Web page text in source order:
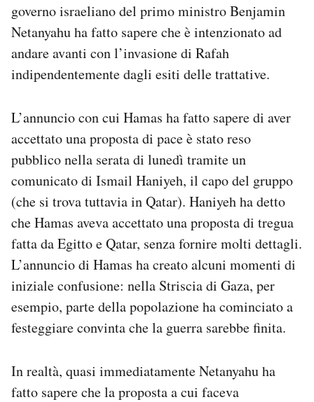
governo israeliano del primo ministro Benjamin
Netanyahu ha fatto sapere che è intenzionato ad
andare avanti con l’invasione di Rafah
indipendentemente dagli esiti delle trattative.
L’annuncio con cui Hamas ha fatto sapere di aver
accettato una proposta di pace è stato reso
pubblico nella serata di lunedì tramite un
comunicato di Ismail Haniyeh, il capo del gruppo
(che si trova tuttavia in Qatar). Haniyeh ha detto
che Hamas aveva accettato una proposta di tregua
fatta da Egitto e Qatar, senza fornire molti dettagli.
L’annuncio di Hamas ha creato alcuni momenti di
iniziale confusione: nella Striscia di Gaza, per
esempio, parte della popolazione ha cominciato a
festeggiare convinta che la guerra sarebbe finita.
In realtà, quasi immediatamente Netanyahu ha
fatto sapere che la proposta a cui faceva